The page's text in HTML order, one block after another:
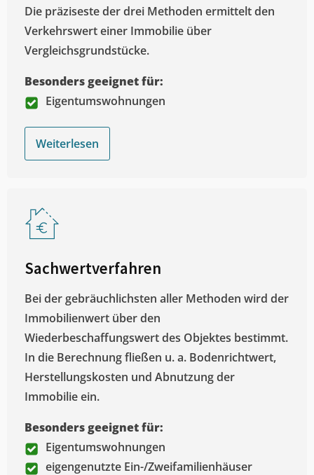
Die präziseste der drei Methoden ermittelt den
Verkehrswert einer Immobilie über
Vergleichsgrundstücke.
Besonders geeignet für:
Eigentumswohnungen
Weiterlesen
Sachwertverfahren
Bei der gebräuchlichsten aller Methoden wird der
Immobilienwert über den
Wiederbeschaffungswert des Objektes bestimmt.
In die Berechnung fließen u. a. Bodenrichtwert,
Herstellungskosten und Abnutzung der
Immobilie ein.
Besonders geeignet für:
Eigentumswohnungen
eigengenutzte Ein-/Zweifamilienhäuser